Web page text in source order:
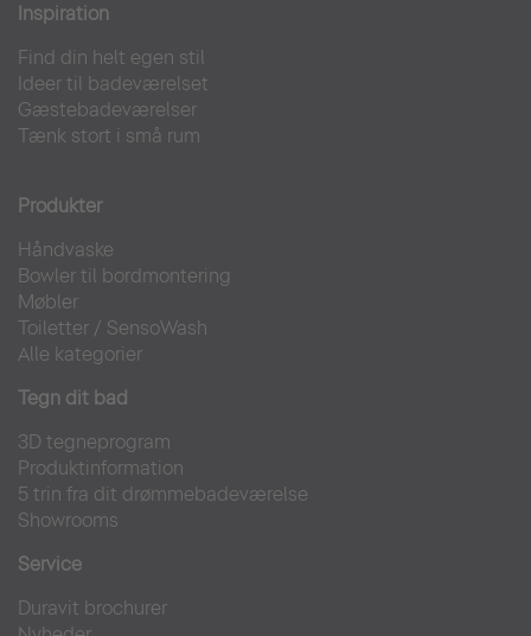
Inspiration
Find din helt egen stil
Ideer til badeværelset
Gæstebadeværelser
Tænk stort i små rum
Produkter
Håndvaske
Bowler til bordmontering
Møbler
Toiletter / SensoWash
Alle kategorier
Tegn dit bad
3D tegneprogram
Produktinformation
5 trin fra dit drømmebadeværelse
Showrooms
Service
Duravit brochurer